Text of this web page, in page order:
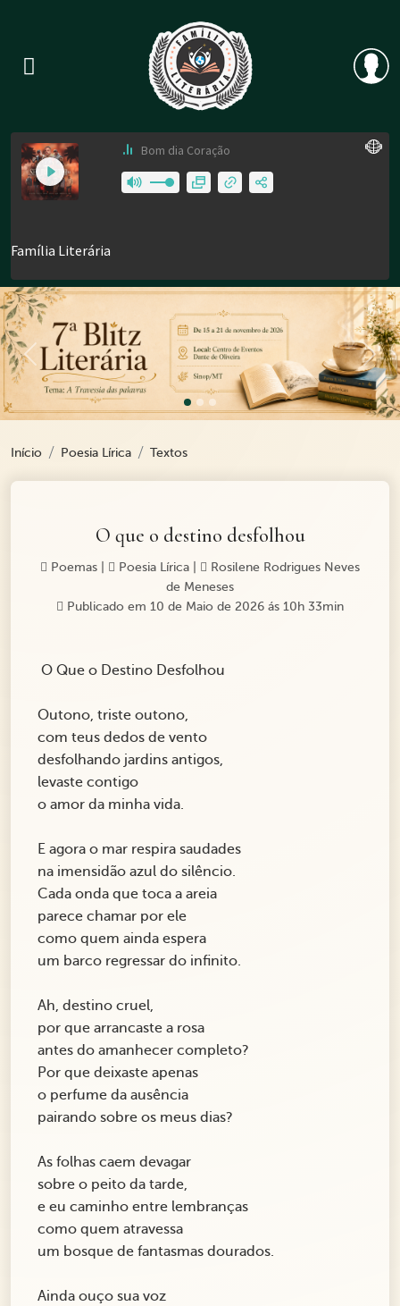
Previous
Início Poesia Lírica Textos
O que o destino desfolhou
Poemas Poesia Lírica
Rosilene Rodrigues Neves
de Meneses
Publicado em 10 de Maio de 2026 ás 10h 33min
O Que o Destino Desfolhou
Outono, triste outono,
com teus dedos de vento
desfolhando jardins antigos,
levaste contigo
o amor da minha vida.
E agora o mar respira saudades
na imensidão azul do silêncio.
Cada onda que toca a areia
parece chamar por ele
como quem ainda espera
um barco regressar do infinito.
Ah, destino cruel,
por que arrancaste a rosa
antes do amanhecer completo?
Por que deixaste apenas
o perfume da ausência
pairando sobre os meus dias?
As folhas caem devagar
sobre o peito da tarde,
e eu caminho entre lembranças
como quem atravessa
um bosque de fantasmas dourados.
Ainda ouço sua voz